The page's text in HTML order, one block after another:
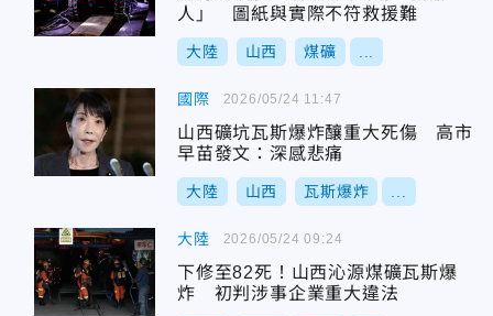
人」 圖紙與實際不符救援難
大陸 山西 煤礦
國際
山西礦坑瓦斯爆炸釀重大死傷 高市
早苗發文：深感悲痛
大陸 山西 瓦斯爆炸
2026/05/24 11:47
大陸
下修至82死！山西沁源煤礦瓦斯爆
炸 初判涉事企業重大違法
2026/05/24 09:24